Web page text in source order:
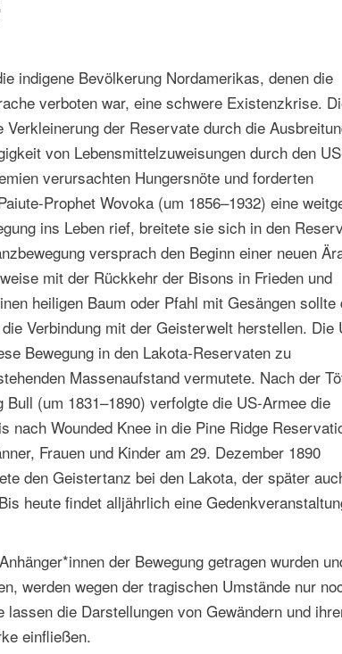
indigene Bevölkerung Nordamerikas, denen die
verboten war, eine schwere Existenzkrise.
der Reservate durch die
von Lebensmittelzuweisungen durch den
verursachten Hungersnöte und forderten
Prophet Wovoka (um 1856–1932) eine
ins Leben rief, breitete sie sich in den
versprach den Beginn einer neuen
mit der Rückkehr der Bisons in Frieden und
heiligen Baum oder Pfahl mit Gesängen sollte
Verbindung mit der Geisterwelt herstellen. Die
Bewegung in den Lakota-Reservaten zu
Massenaufstand vermutete. Nach der
(um 1831–1890) verfolgte die US-Armee die
nach Wounded Knee in die Pine Ridge
Frauen und Kinder am 29. Dezember 1890
den Geistertanz bei den Lakota, der später
heute findet alljährlich eine
der Bewegung getragen wurden
werden wegen der tragischen Umstände nur
die Darstellungen von Gewändern und
einfließen.